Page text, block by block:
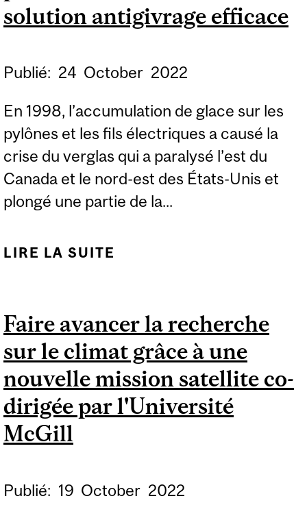
solution antigivrage efficace
Publié: 24 October 2022
En 1998, l’accumulation de glace sur les
pylônes et les fils électriques a causé la
crise du verglas qui a paralysé l’est du
Canada et le nord-est des États-Unis et
plongé une partie de la...
LIRE LA SUITE
UNE SOLUTION
ANTIGIVRAGE
EFFICACE
Faire avancer la recherche
sur le climat grâce à une
nouvelle mission satellite co-
dirigée par l'Université
McGill
Publié: 19 October 2022